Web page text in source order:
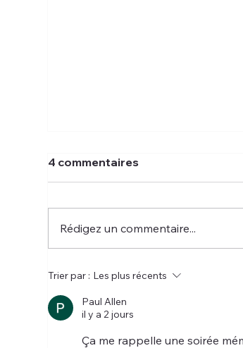
COURRIER PICARD : Une
programmation jeune
public à la Comédie
d’Amiens pendant les
vacances
4 commentaires
Rédigez un commentaire...
Trier par : Les plus récents
Paul Allen
il y a 2 jours
Ça me rappelle une soirée